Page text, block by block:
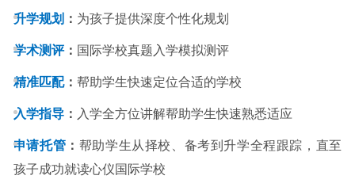
升学规划 ： 为孩子提供深度个性化规划
学术测评： 国际学校真题入学模拟测评
精准匹配： 帮助学生快速定位合适的学校
入学指导： 入学全方位讲解帮助学生快速熟悉适应
申请托管 ： 帮助学生从择校、备考到升学全程跟踪，直至
孩子成功就读心仪国际学校